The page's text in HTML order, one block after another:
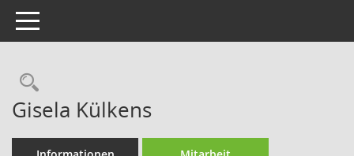
Toggle navigation
Rechercheauswahl
Gisela Külkens